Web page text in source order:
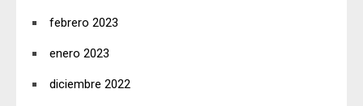
febrero 2023
enero 2023
diciembre 2022